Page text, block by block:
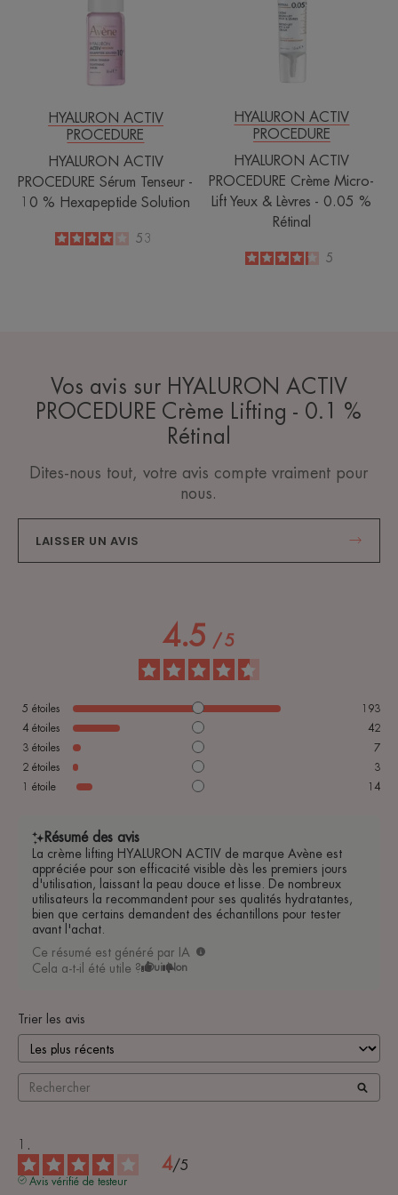
Tenseur
-
10 %
Hexapeptide
HYALURON ACTIV
PROCEDURE
HYALURON ACTIV
PROCEDURE Sérum Tenseur -
10 % Hexapeptide Solution
4
/
5
53
Micro-
Lift
Yeux
&
-
0.05 %
Rétinal
HYALURON ACTIV
PROCEDURE
HYALURON ACTIV
PROCEDURE Crème Micro-
Lift Yeux & Lèvres - 0.05 %
Rétinal
4.2
/
5
5
Vos avis sur HYALURON ACTIV
PROCEDURE Crème Lifting - 0.1 %
Rétinal
Dites-nous tout, votre avis compte vraiment pour
nous.
LAISSER UN AVIS
4.5 /5
5 étoiles
193
4 étoiles
42
3 étoiles
7
2 étoiles
3
1 étoile 14
Résumé des avis
La crème lifting HYALURON ACTIV de marque Avène est
appréciée pour son efficacité visible dès les premiers jours
d'utilisation, laissant la peau douce et lisse. De nombreux
utilisateurs la recommandent pour ses qualités hydratantes,
bien que certains demandent des échantillons pour tester
avant l'achat.
Ce résumé est généré par IA
Cela a-t-il été utile ? Oui Non
Trier les avis
4/5
Avis vérifié de testeur